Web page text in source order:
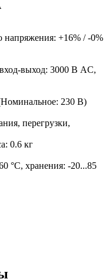
напряжения: +16% / -0%
выход: 3000 В AC,
230 В)
перегрузки,
0.6 кг
°C, хранения: -20...85